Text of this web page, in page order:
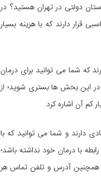
دولتی در تهران هستید؟ در
قرار دارند که با هزینه بسیار
که شما می توانید برای درمان
در این بخش ها بستری شوید؛ از
کم آن اشاره کرد.
دارند و شما می توانید که با
با درمان خود نداشته باشد؛
آشنا نماییم و همچنین آدرس و تلفن تماس هر